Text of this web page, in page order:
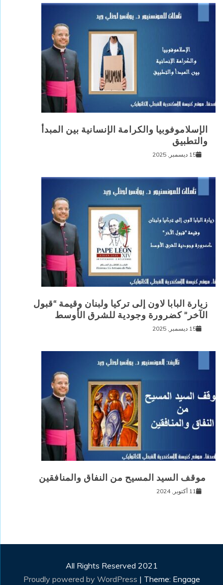
الإسلاموفوبيا والكرامة الإنسانية بين المبدأ
والتطبيق
15 ديسمبر, 2025
زيارة البابا لاون إلى تركيا ولبنان وقيمة “قبول
الآخر” كضرورة وجودية للشرق الأوسط
15 ديسمبر, 2025
موقف السيد المسيح من النفاق والمنافقين
11 أكتوبر, 2024
All Rights Reserved 2021
Proudly powered by WordPress | Theme: Engage